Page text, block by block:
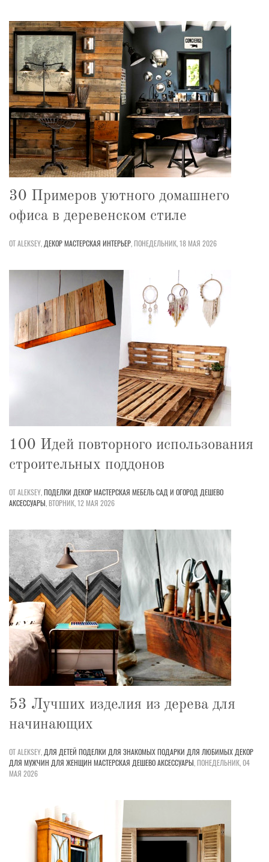
30 Примеров уютного домашнего
офиса в деревенском стиле
ОТ ALEKSEY, ДЕКОРМАСТЕРСКАЯ ИНТЕРЬЕР,ПОНЕДЕЛЬНИК, 18 МАЯ 2026
100 Идей повторного использования
строительных поддонов
ОТ ALEKSEY,ПОДЕЛКИ ДЕКОРМАСТЕРСКАЯ МЕБЕЛЬСАД И ОГОРОД ДЕШЕВО
АКСЕССУАРЫ,ВТОРНИК, 12 МАЯ 2026
53 Лучших изделия из дерева для
начинающих
ОТ ALEKSEY, ДЛЯ ДЕТЕЙ ПОДЕЛКИ ДЛЯ ЗНАКОМЫХПОДАРКИ ДЛЯ ЛЮБИМЫХ ДЕКОР
ДЛЯ МУЖЧИН ДЛЯ ЖЕНЩИН МАСТЕРСКАЯ ДЕШЕВОАКСЕССУАРЫ,ПОНЕДЕЛЬНИК, 04
МАЯ 2026